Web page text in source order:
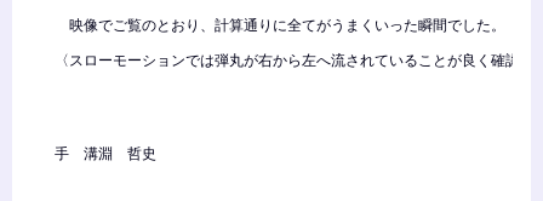
映像でご覧のとおり、計算通りに全てがうまくいった瞬間でした。
〈スローモーションでは弾丸が右から左へ流されていることが良く確認で
手 溝淵 哲史